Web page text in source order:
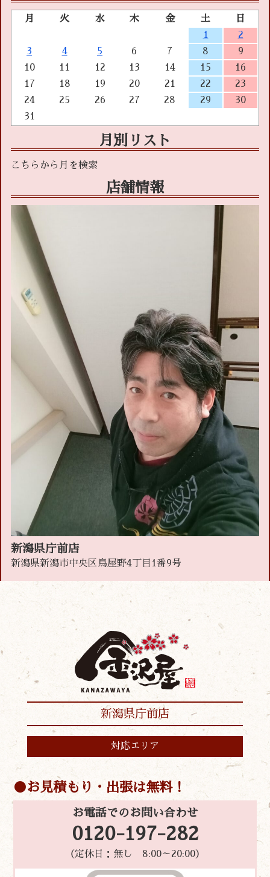
月 火 水 木 金 土
日
1
2
3
4 5 6 7 8
9
10
11 12 13 14 15
16
17
18 19 20 21 22
23
24
25 26 27 28 29
30
31
月別リスト
店舗情報
新潟県庁前店
新潟県新潟市中央区鳥屋野4丁目1番9号
新潟県庁前店
対応エリア
お見積もり・出張は無料！
お電話でのお問い合わせ
0120-197-282
（定休日：無し 8:00～20:00）